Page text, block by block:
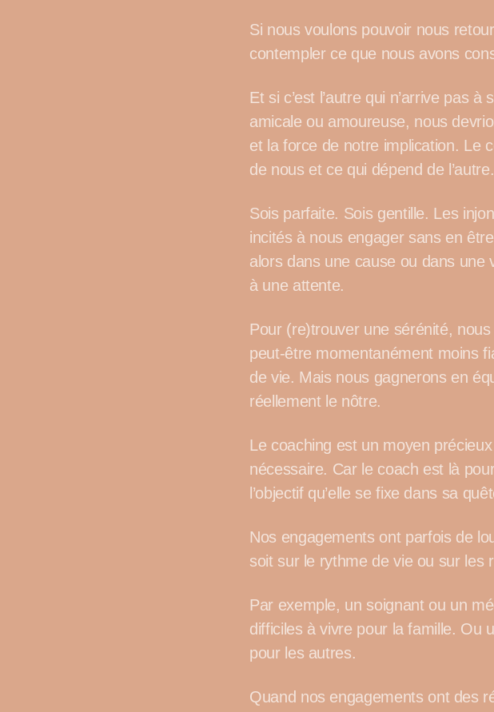
Si nous voulons pouvoir nous
contempler ce que nous avons
Et si c’est l’autre qui n’arrive pas
amicale ou amoureuse, nous
et la force de notre implication. Le
de nous et ce qui dépend de l’autre.
Sois parfaite. Sois gentille. Les
incités à nous engager sans en
alors dans une cause ou dans une
à une attente.
Pour (re)trouver une sérénité,
peut-être momentanément moins
de vie. Mais nous gagnerons en
réellement le nôtre.
Le coaching est un moyen
nécessaire. Car le coach est là
l’objectif qu’elle se fixe dans sa
Nos engagements ont parfois de
soit sur le rythme de vie ou sur les
Par exemple, un soignant ou un
difficiles à vivre pour la famille. Ou
pour les autres.
Quand nos engagements ont des